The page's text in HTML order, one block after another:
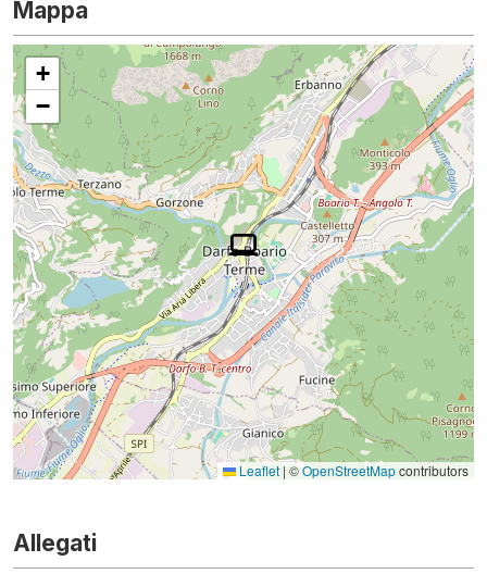
Mappa
+
−
Leaflet | ©OpenStreetMapcontributors
Allegati